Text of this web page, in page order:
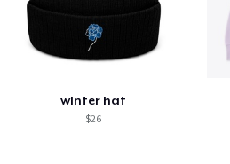
winter hat
$26